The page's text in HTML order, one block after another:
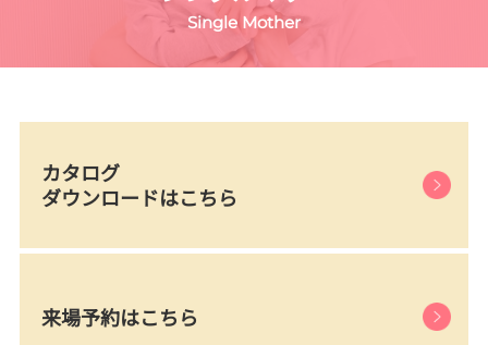
Single Mother
カタログ
ダウンロードはこちら
来場予約はこちら